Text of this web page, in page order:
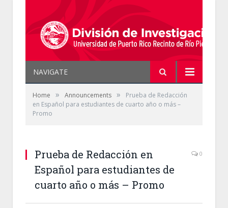
NAVIGATE
Home » Announcements »
Prueba de Redacción
en Español para estudiantes de cuarto año o más –
Promo
Prueba de Redacción en
Español para estudiantes de
cuarto año o más – Promo
0